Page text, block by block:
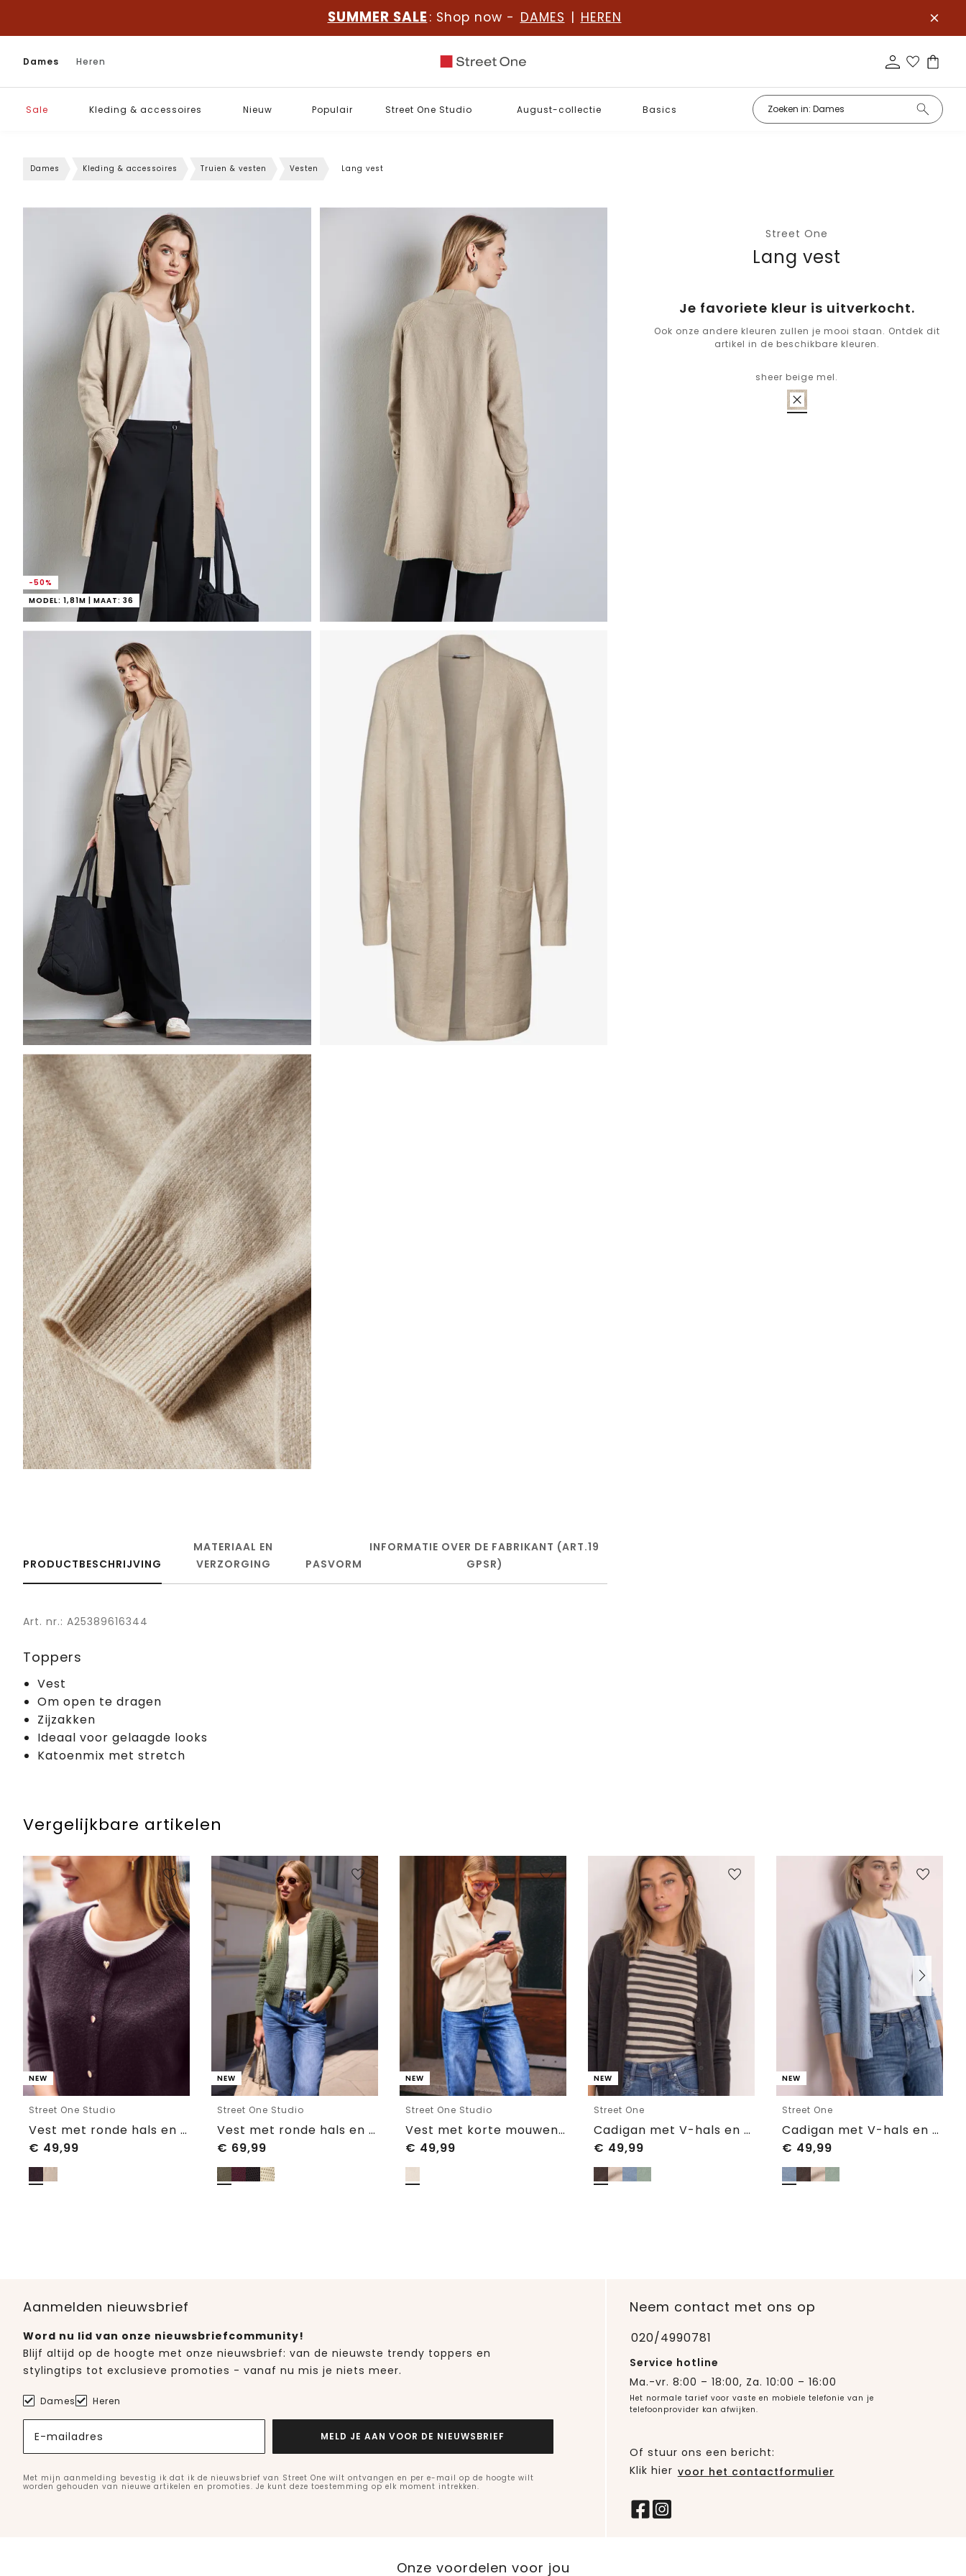
SUMMER SALE : Shop now - DAMES | HEREN
Dames Heren
Sale Kleding & accessoires Nieuw Populair Street One Studio August-collectie Basics
Dames Kleding & accessoires Truien & vesten Vesten Lang vest
-50%
MODEL: 1,81M | MAAT: 36
Street One
Lang vest
Je favoriete kleur is uitverkocht.
Ook onze andere kleuren zullen je mooi staan. Ontdek dit
artikel in de beschikbare kleuren.
sheer beige mel.
PRODUCTBESCHRIJVING
MATERIAAL EN
VERZORGING
PASVORM
INFORMATIE OVER DE FABRIKANT (ART.19
GPSR)
Art. nr.: A25389616344
Toppers
Vest
Om open te dragen
Zijzakken
Ideaal voor gelaagde looks
Katoenmix met stretch
Vergelijkbare artikelen
NEW
Street One Studio
Vest met ronde hals en knopen
€ 49,99
NEW
Street One Studio
Vest met ronde hals en ritssluiting
€ 69,99
NEW
Street One Studio
Vest met korte mouwen en polokraag
€ 49,99
NEW
Street One
Cadigan met V-hals en knoopsluiting
€ 49,99
NEW
Street One
Cadigan met V-hals en knoopsluiting
€ 49,99
Aanmelden nieuwsbrief
Word nu lid van onze nieuwsbriefcommunity!
Blijf altijd op de hoogte met onze nieuwsbrief: van de nieuwste trendy toppers en
stylingtips tot exclusieve promoties - vanaf nu mis je niets meer.
Dames Heren
E-mailadres MELD JE AAN VOOR DE NIEUWSBRIEF
Met mijn aanmelding bevestig ik dat ik de nieuwsbrief van Street One wilt ontvangen en per e-mail op de hoogte wilt
worden gehouden van nieuwe artikelen en promoties. Je kunt deze toestemming op elk moment intrekken.
Neem contact met ons op
020/4990781
Service hotline
Ma.-vr. 8:00 – 18:00, Za. 10:00 – 16:00
Het normale tarief voor vaste en mobiele telefonie van je
telefoonprovider kan afwijken.
Of stuur ons een bericht:
Klik hier voor het contactformulier
Onze voordelen voor jou